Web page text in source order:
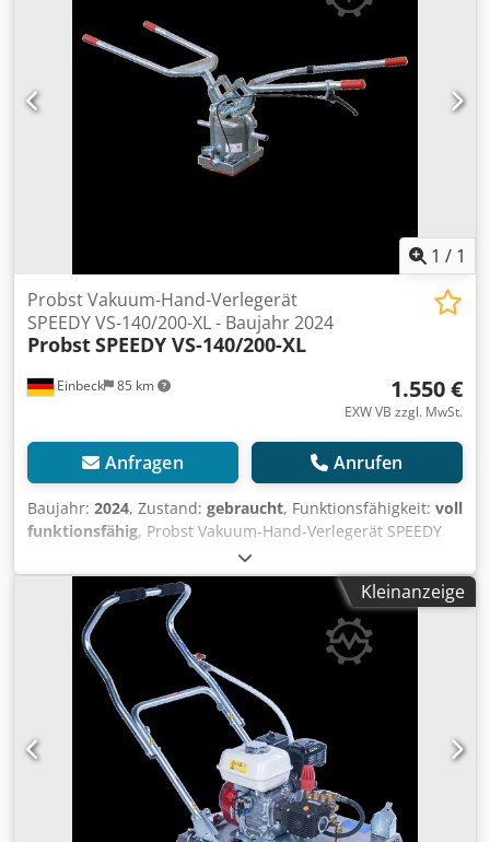
1 / 1
Einbeck 85 km
Probst Vakuum-Hand-Verlegerät
SPEEDY VS-140/200-XL - Baujahr 2024
ProbstSPEEDY VS-140/200-XL
1.550 €
EXW VB zzgl. MwSt.
Anfragen Anrufen
Baujahr: 2024, Zustand: gebraucht, Funktionsfähigkeit: voll
funktionsfähig, Probst Vakuum-Hand-Verlegerät SPEEDY
VS-140/200-XL — Baujahr 2024 Gebraucht aus dem
professionellen Mietpark der Kurt König Baumaschinen
GmbH, Einbeck. Zustand & Hinweise: Dodey A Hacopfx
Afxjkr - Zustand: Gebraucht aus Vermietung, regelmäßig
gewartet - Funktion: Voll funktionsfähig - Produktbilder
folgen — bei Interesse kontaktieren Sie uns gerne für
aktuelle Fotos - Besichtigung in 37574 Einbeck nach
Vereinbarung möglich Preis 1.900 EUR zzgl. MwSt. | EXW
Einbeck | Lieferung auf Anfrage
Kleinanzeige